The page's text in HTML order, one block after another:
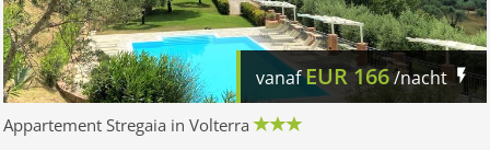
vanafEUR 166/nacht
Appartement Stregaia in Volterra